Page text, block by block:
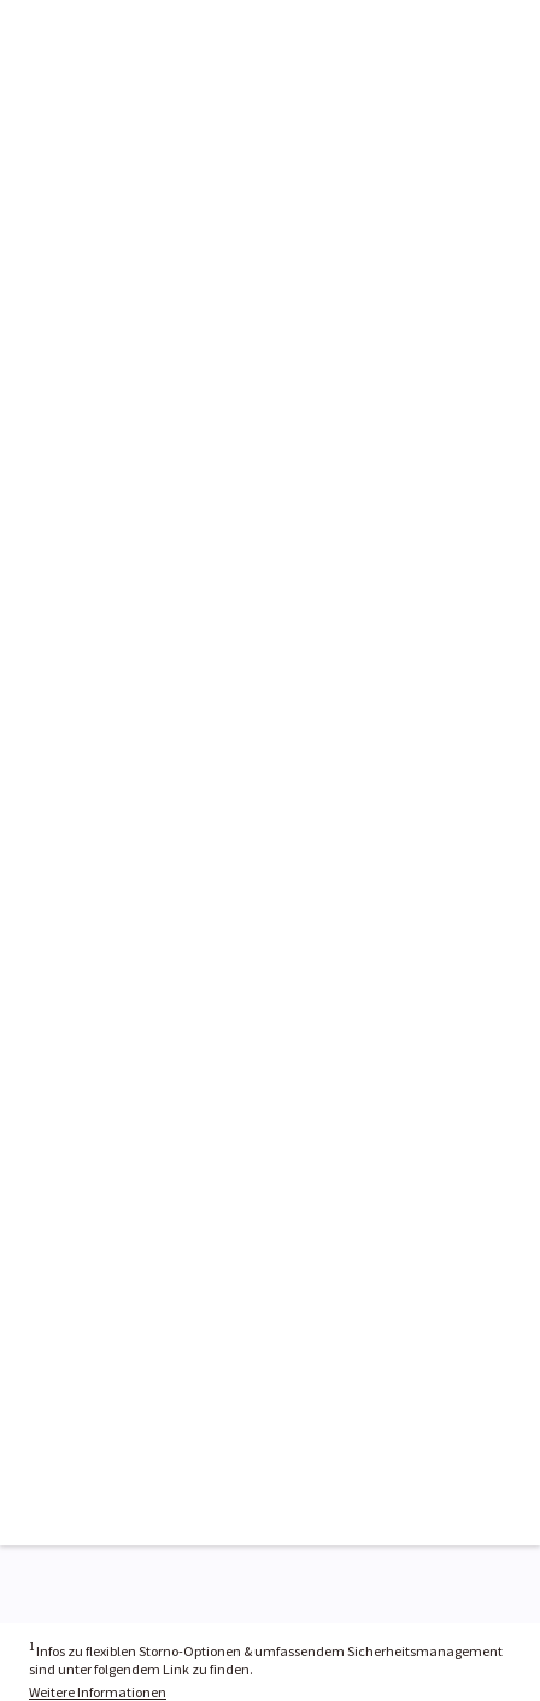
1 Infos zu flexiblen Storno-Optionen & umfassendem Sicherheitsmanagement
sind unter folgendem Link zu finden.
Weitere Informationen